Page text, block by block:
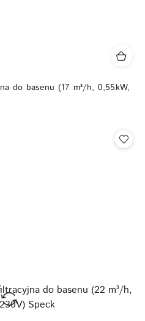
do basenu (17 m³/h, 0,55kW,